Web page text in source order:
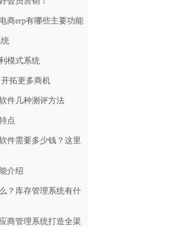
商erp有哪些主要功能
模式系统
拓更多商机
件几种测评方法
点
件需要多少钱？这里
介绍
？库存管理系统有什
商管理系统打造全渠